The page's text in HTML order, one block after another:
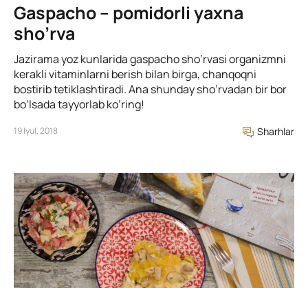
Gaspacho – pomidorli yaxna
sho’rva
Jazirama yoz kunlarida gaspacho sho’rvasi organizmni
kerakli vitaminlarni berish bilan birga, chanqoqni
bostirib tetiklashtiradi. Ana shunday sho’rvadan bir bor
bo’lsada tayyorlab ko’ring!
19 Iyul, 2018 Sharhlar